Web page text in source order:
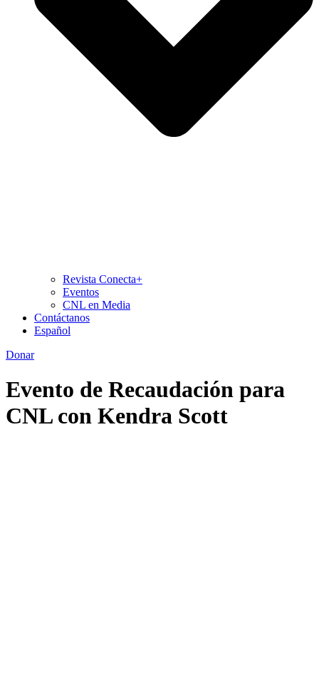
Revista Conecta+
Eventos
CNL en Media
Contáctanos
Español
Donar
Evento de Recaudación para
CNL con Kendra Scott